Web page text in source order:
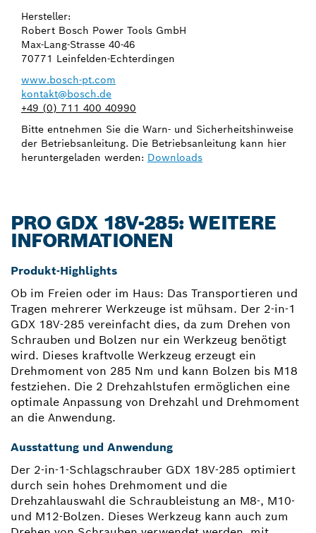
Hersteller:
Robert Bosch Power Tools GmbH
Max-Lang-Strasse 40-46
70771 Leinfelden-Echterdingen
www.bosch-pt.com
kontakt@bosch.de
+49 (0) 711 400 40990
Bitte entnehmen Sie die Warn- und Sicherheitshinweise
der Betriebsanleitung. Die Betriebsanleitung kann hier
heruntergeladen werden: Downloads
PRO GDX 18V-285: WEITERE
INFORMATIONEN
Produkt-Highlights
Ob im Freien oder im Haus: Das Transportieren und
Tragen mehrerer Werkzeuge ist mühsam. Der 2-in-1
GDX 18V-285 vereinfacht dies, da zum Drehen von
Schrauben und Bolzen nur ein Werkzeug benötigt
wird. Dieses kraftvolle Werkzeug erzeugt ein
Drehmoment von 285 Nm und kann Bolzen bis M18
festziehen. Die 2 Drehzahlstufen ermöglichen eine
optimale Anpassung von Drehzahl und Drehmoment
an die Anwendung.
Ausstattung und Anwendung
Der 2-in-1-Schlagschrauber GDX 18V-285 optimiert
durch sein hohes Drehmoment und die
Drehzahlauswahl die Schraubleistung an M8-, M10-
und M12-Bolzen. Dieses Werkzeug kann auch zum